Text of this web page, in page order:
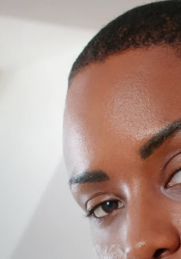
YENİ
FAQ™ Pure Beauty-
BREAKING NEWS
issa™ Teeth
Dil Seçimi
English
Français
Türkçe
简体